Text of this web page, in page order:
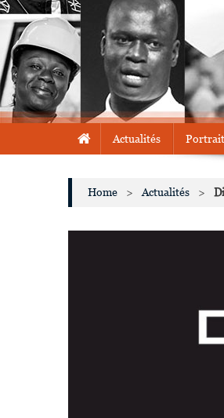
Actualités Portrait
Home > Actualités >